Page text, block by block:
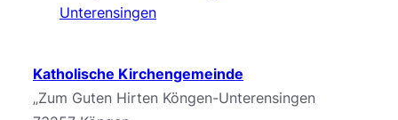
Unterensingen
Katholische Kirchengemeinde
„Zum Guten Hirten Köngen-Unterensingen